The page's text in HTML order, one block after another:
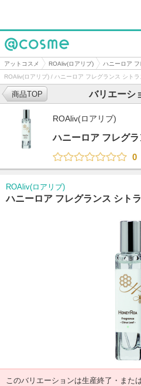
@cosme
アットコスメ ROAliv(ロアリブ) ハニーロア
ROAliv(ロアリブ) / ハニーロア フレグランス シト
バリエーシ
商品TOP
ROAliv(ロアリブ)
ハニーロア フレグ
0
ROAliv(ロアリブ)
ハニーロア フレグランス シト
このバリエーションは生産終了・また